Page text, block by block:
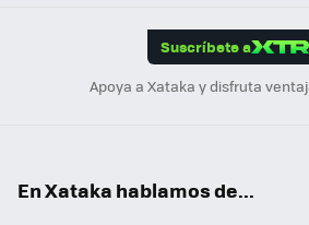
Suscríbete a
Apoya a Xataka y disfruta
En Xataka hablamos de...